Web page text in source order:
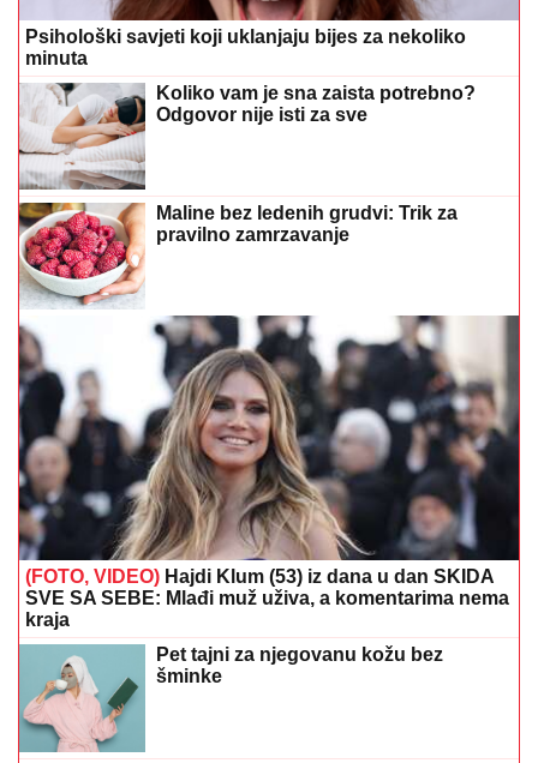
Psihološki savjeti koji uklanjaju bijes za nekoliko
minuta
Koliko vam je sna zaista potrebno?
Odgovor nije isti za sve
Maline bez ledenih grudvi: Trik za
pravilno zamrzavanje
(FOTO, VIDEO) Hajdi Klum (53) iz dana u dan SKIDA
SVE SA SEBE: Mlađi muž uživa, a komentarima nema
kraja
Pet tajni za njegovanu kožu bez
šminke